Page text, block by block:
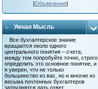
[Объявление]
Умная Мысль
Все бухгалтерское знание
вращается около одного
центрального понятия – счета;
между тем попробуйте точно, строго
определить это основное понятие, и
я уверен, что не только
большинство из вас, но и многие из
весьма почтенных бухгалтеров
затруднятся дать ответ.